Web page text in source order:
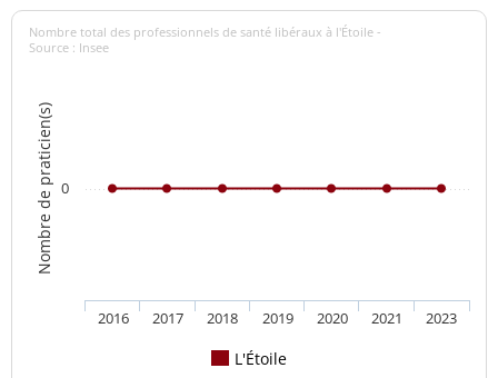
Nombre de praticien(s)
Nombre total des professionnels de santé libéraux à l'Étoile -
Source : Insee
L'Étoile
2016 2017 2018 2019 2020 2021 2023
0